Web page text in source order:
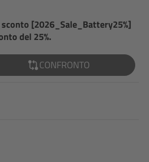
[2026_Sale_Battery25%]
del 25%.
CONFRONTO